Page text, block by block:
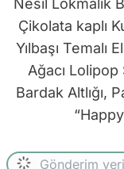
Çikolata kaplı
Yılbaşı Temalı
Ağacı
Bardak Altlığı,